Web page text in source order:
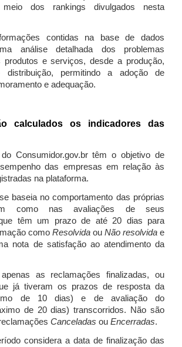
dos rankings divulgados nesta
contidas na base de dados
análise detalhada dos problemas
produtos e serviços, desde a produção,
distribuição, permitindo a adoção de
e adequação.
calculados os indicadores das
Consumidor.gov.br têm o objetivo de
das empresas em relação às
na plataforma.
baseia no comportamento das próprias
como nas avaliações de seus
têm um prazo de até 20 dias para
como Resolvida ou Não resolvida e
nota de satisfação ao atendimento da
as reclamações finalizadas, ou
já tiveram os prazos de resposta da
de 10 dias) e de avaliação do
de 20 dias) transcorridos. Não são
Canceladas ou Encerradas.
considera a data de finalização das